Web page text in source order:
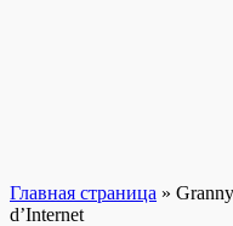
Главная страница »
d’Internet